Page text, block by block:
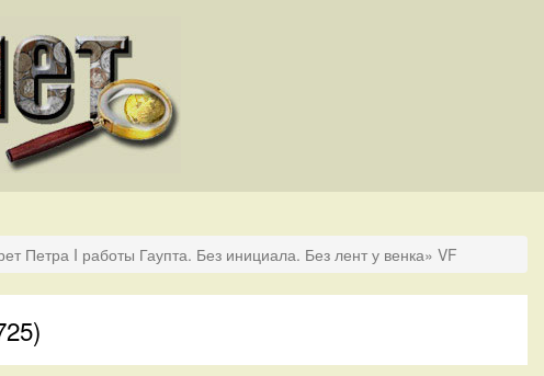
Петра I работы Гаупта. Без инициала. Без лент у венка» VF